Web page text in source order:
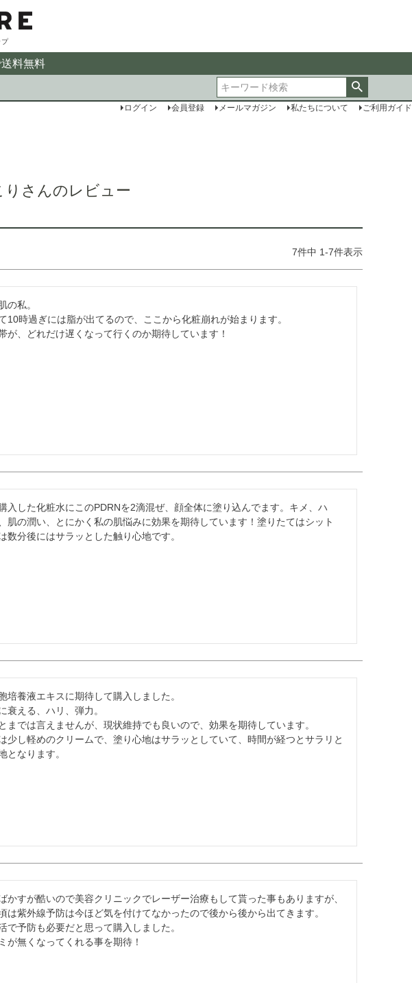
プ
料無料
ログイン 会員登録 メールマガジン 私たちについて
ご利用ガイド
りさんのレビュー
7件中 1-7件表示
の私。
10時過ぎには脂が出てるので、ここから化粧崩れが始まります。
が、どれだけ遅くなって行くのか期待しています！
入した化粧水にこのPDRNを2滴混ぜ、顔全体に塗り込んでます。キメ、ハ
肌の潤い、とにかく私の肌悩みに効果を期待しています！塗りたてはシット
数分後にはサラッとした触り心地です。
培養液エキスに期待して購入しました。
衰える、ハリ、弾力。
までは言えませんが、現状維持でも良いので、効果を期待しています。
少し軽めのクリームで、塗り心地はサラッとしていて、時間が経つとサラリと
となります。
かすが酷いので美容クリニックでレーザー治療もして貰った事もありますが、
は紫外線予防は今ほど気を付けてなかったので後から後から出てきます。
で予防も必要だと思って購入しました。
が無くなってくれる事を期待！